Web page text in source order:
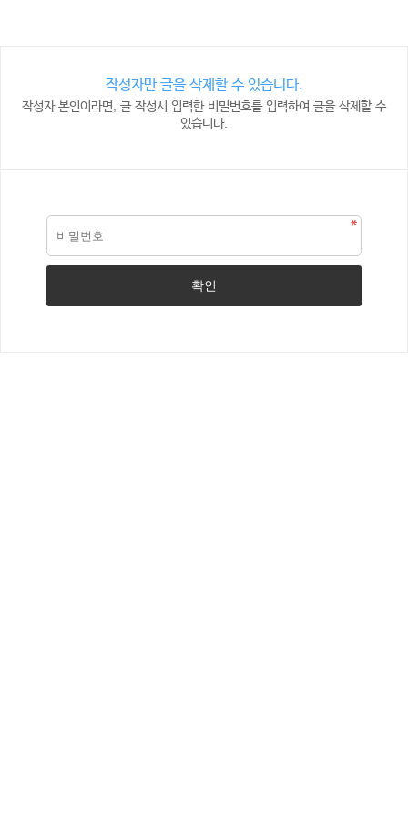
작성자만 글을 삭제할 수 있습니다.
작성자 본인이라면, 글 작성시 입력한 비밀번호를 입력하여 글을 삭제할 수
있습니다.